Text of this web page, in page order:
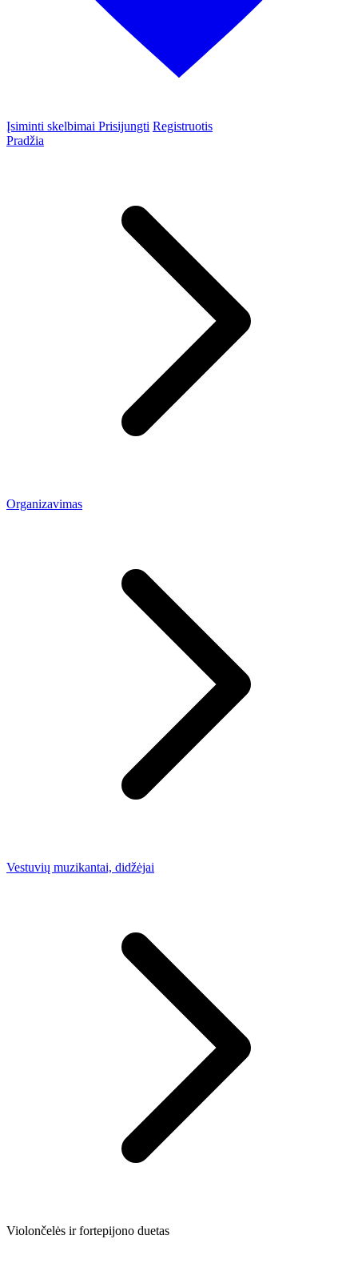
Įsiminti skelbimai Prisijungti Registruotis
Pradžia
Organizavimas
Vestuvių muzikantai, didžėjai
Violončelės ir fortepijono duetas